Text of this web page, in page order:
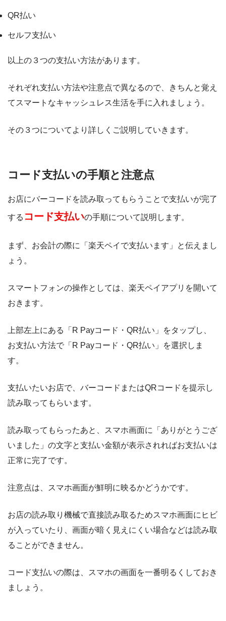
QR払い
セルフ支払い
以上の３つの支払い方法があります。
それぞれ支払い方法や注意点で異なるので、きちんと覚え
てスマートなキャッシュレス生活を手に入れましょう。
その３つについてより詳しくご説明していきます。
コード支払いの手順と注意点
お店にバーコードを読み取ってもらうことで支払いが完了
する コード支払いの手順について説明します。
まず、お会計の際に「楽天ペイで支払います」と伝えまし
ょう。
スマートフォンの操作としては、楽天ペイアプリを開いて
おきます。
上部左上にある「R Payコード・QR払い」をタップし、
お支払い方法で「R Payコード・QR払い」を選択しま
す。
支払いたいお店で、バーコードまたはQRコードを提示し
読み取ってもらいます。
読み取ってもらったあと、スマホ画面に「ありがとうござ
いました」の文字と支払い金額が表示されればお支払いは
正常に完了です。
注意点は、スマホ画面が鮮明に映るかどうかです。
お店の読み取り機械で直接読み取るためスマホ画面にヒビ
が入っていたり、画面が暗く見えにくい場合などは読み取
ることができません。
コード支払いの際は、スマホの画面を一番明るくしておき
ましょう。